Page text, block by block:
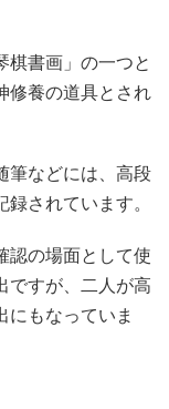
棋書画」の一つと
修養の道具とされ
筆などには、高段
されています。
認の場面として使
ですが、二人が高
にもなっていま